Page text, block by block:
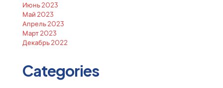
Июнь 2023
Май 2023
Апрель 2023
Март 2023
Декабрь 2022
Categories